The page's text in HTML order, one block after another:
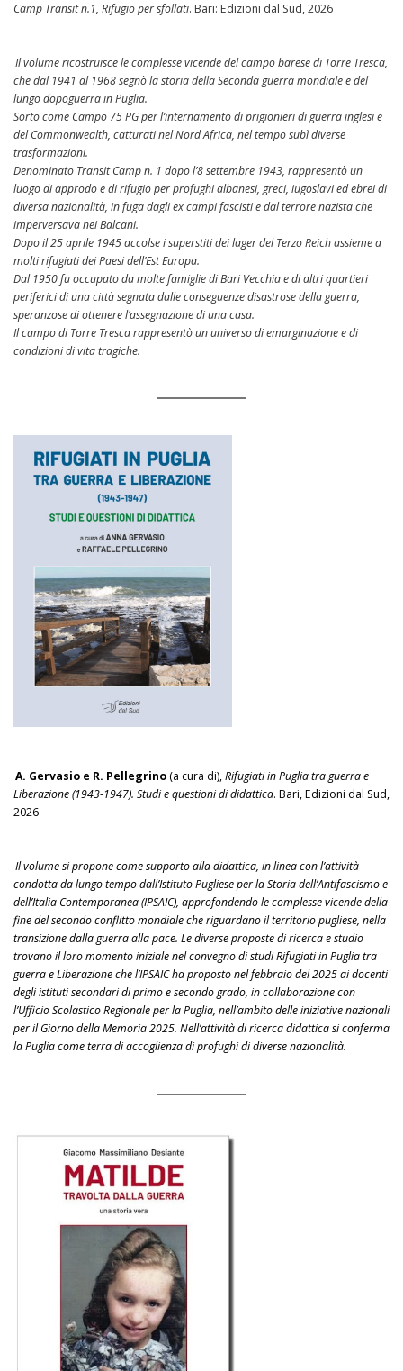
Camp Transit n.1, Rifugio per sfollati. Bari: Edizioni dal Sud, 2026
Il volume ricostruisce le complesse vicende del campo barese di Torre Tresca,
che dal 1941 al 1968 segnò la storia della Seconda guerra mondiale e del
lungo dopoguerra in Puglia.
Sorto come Campo 75 PG per l’internamento di prigionieri di guerra inglesi e
del Commonwealth, catturati nel Nord Africa, nel tempo subì diverse
trasformazioni.
Denominato Transit Camp n. 1 dopo l’8 settembre 1943, rappresentò un
luogo di approdo e di rifugio per profughi albanesi, greci, iugoslavi ed ebrei di
diversa nazionalità, in fuga dagli ex campi fascisti e dal terrore nazista che
imperversava nei Balcani.
Dopo il 25 aprile 1945 accolse i superstiti dei lager del Terzo Reich assieme a
molti rifugiati dei Paesi dell’Est Europa.
Dal 1950 fu occupato da molte famiglie di Bari Vecchia e di altri quartieri
periferici di una città segnata dalle conseguenze disastrose della guerra,
speranzose di ottenere l’assegnazione di una casa.
Il campo di Torre Tresca rappresentò un universo di emarginazione e di
condizioni di vita tragiche.
A. Gervasio e R. Pellegrino (a cura di),Rifugiati in Puglia tra guerra e
Liberazione (1943-1947). Studi e questioni di didattica. Bari, Edizioni dal Sud,
2026
Il volume si propone come supporto alla didattica, in linea con l’attività
condotta da lungo tempo dall’Istituto Pugliese per la Storia dell’Antifascismo e
dell’Italia Contemporanea (IPSAIC), approfondendo le complesse vicende della
fine del secondo conflitto mondiale che riguardano il territorio pugliese, nella
transizione dalla guerra alla pace. Le diverse proposte di ricerca e studio
trovano il loro momento iniziale nel convegno di studi Rifugiati in Puglia tra
guerra e Liberazione che l’IPSAIC ha proposto nel febbraio del 2025 ai docenti
degli istituti secondari di primo e secondo grado, in collaborazione con
l’Ufficio Scolastico Regionale per la Puglia, nell’ambito delle iniziative nazionali
per il Giorno della Memoria 2025. Nell’attività di ricerca didattica si conferma
la Puglia come terra di accoglienza di profughi di diverse nazionalità.